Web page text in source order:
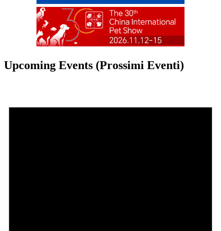
Upcoming Events (Prossimi Eventi)